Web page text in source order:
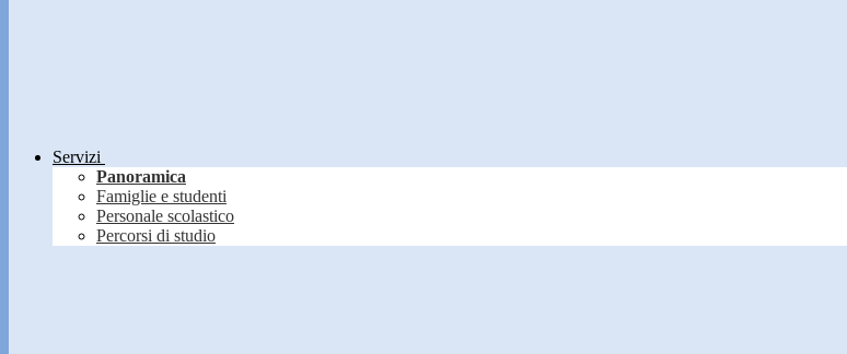
Servizi
Panoramica
Famiglie e studenti
Personale scolastico
Percorsi di studio